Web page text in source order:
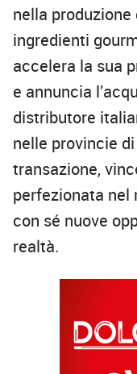
nella produzione
ingredienti
accelera la sua
e annuncia
distributore
nelle provincie di
transazione,
perfezionata nel
con sé nuove
realtà.